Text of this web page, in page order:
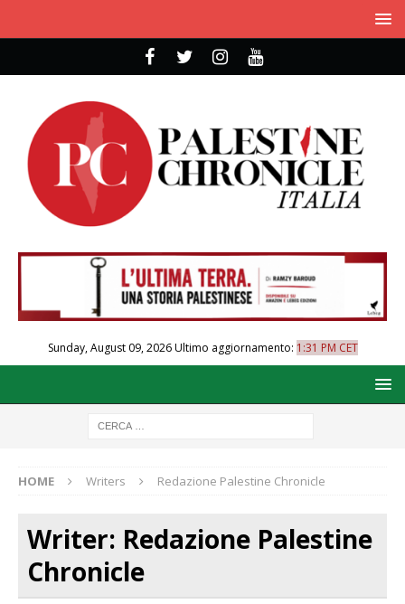
Sunday, August 09, 2026Ultimo aggiornamento: 1:31 PM CET
HOME Writers Redazione Palestine Chronicle
Writer: Redazione Palestine
Chronicle